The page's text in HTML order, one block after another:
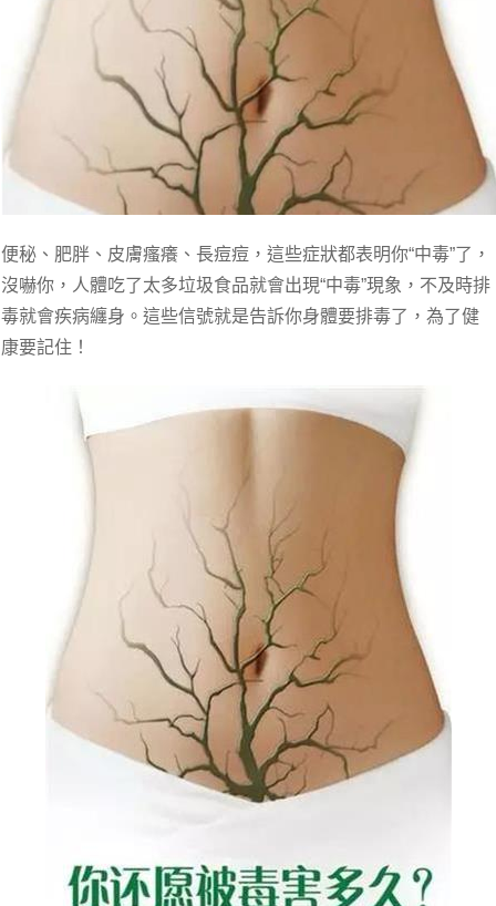
便秘、肥胖、皮膚瘙癢、長痘痘，這些症狀都表明你“中毒”了，
沒嚇你，人體吃了太多垃圾食品就會出現“中毒”現象，不及時排
毒就會疾病纏身。這些信號就是告訴你身體要排毒了，為了健
康要記住！